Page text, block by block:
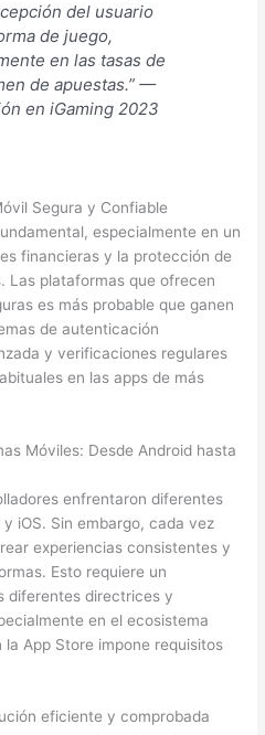
del usuario
de juego,
en las tasas de
de apuestas.” —
en iGaming 2023
Segura y Confiable
especialmente en un
financieras y la protección de
Las plataformas que ofrecen
es más probable que ganen
de autenticación
y verificaciones regulares
en las apps de más
Móviles: Desde Android hasta
enfrentaron diferentes
iOS. Sin embargo, cada vez
experiencias consistentes y
Esto requiere un
diferentes directrices y
en el ecosistema
App Store impone requisitos
eficiente y comprobada